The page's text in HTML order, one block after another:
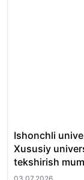
Ishonchli
Xususiy
tekshirish